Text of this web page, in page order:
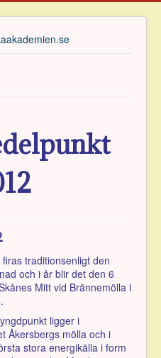
traditionsenligt den
och i år blir det den 6
Mitt vid Brännemölla i
ligger i
Åkersbergs mölla och i
stora energikälla i form